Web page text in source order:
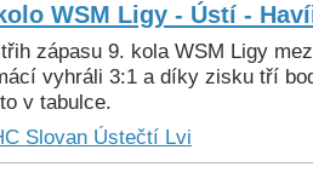
WSM Ligy - Ústí -
zápasu 9. kola WSM Ligy
vyhráli 3:1 a díky zisku tří
v tabulce.
Slovan Ústečtí Lvi